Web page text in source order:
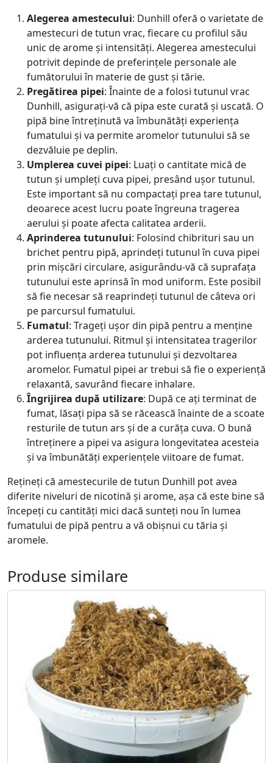
Alegerea amestecului: Dunhill oferă o varietate de
amestecuri de tutun vrac, fiecare cu profilul său
unic de arome și intensități. Alegerea amestecului
potrivit depinde de preferințele personale ale
fumătorului în materie de gust și tărie.
Pregătirea pipei: Înainte de a folosi tutunul vrac
Dunhill, asigurați-vă că pipa este curată și uscată. O
pipă bine întreținută va îmbunătăți experiența
fumatului și va permite aromelor tutunului să se
dezvăluie pe deplin.
Umplerea cuvei pipei: Luați o cantitate mică de
tutun și umpleți cuva pipei, presând ușor tutunul.
Este important să nu compactați prea tare tutunul,
deoarece acest lucru poate îngreuna tragerea
aerului și poate afecta calitatea arderii.
Aprinderea tutunului: Folosind chibrituri sau un
brichet pentru pipă, aprindeți tutunul în cuva pipei
prin mișcări circulare, asigurându-vă că suprafața
tutunului este aprinsă în mod uniform. Este posibil
să fie necesar să reaprindeți tutunul de câteva ori
pe parcursul fumatului.
Fumatul: Trageți ușor din pipă pentru a menține
arderea tutunului. Ritmul și intensitatea tragerilor
pot influența arderea tutunului și dezvoltarea
aromelor. Fumatul pipei ar trebui să fie o experiență
relaxantă, savurând fiecare inhalare.
Îngrijirea după utilizare: După ce ați terminat de
fumat, lăsați pipa să se răcească înainte de a scoate
resturile de tutun ars și de a curăța cuva. O bună
întreținere a pipei va asigura longevitatea acesteia
și va îmbunătăți experiențele viitoare de fumat.
Rețineți că amestecurile de tutun Dunhill pot avea
diferite niveluri de nicotină și arome, așa că este bine să
începeți cu cantități mici dacă sunteți nou în lumea
fumatului de pipă pentru a vă obișnui cu tăria și
aromele.
Produse similare